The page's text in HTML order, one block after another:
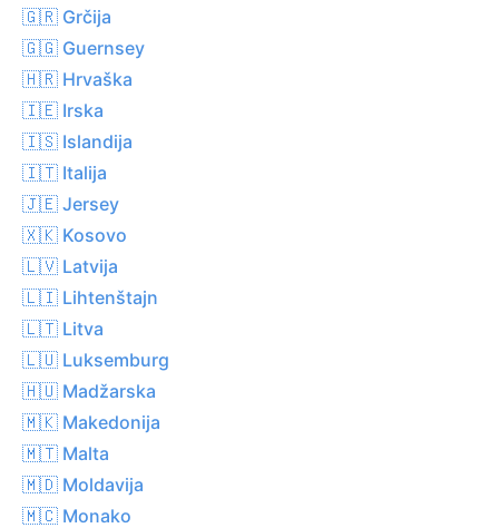
🇬🇷 Grčija
🇬🇬 Guernsey
🇭🇷 Hrvaška
🇮🇪 Irska
🇮🇸 Islandija
🇮🇹 Italija
🇯🇪 Jersey
🇽🇰 Kosovo
🇱🇻 Latvija
🇱🇮 Lihtenštajn
🇱🇹 Litva
🇱🇺 Luksemburg
🇭🇺 Madžarska
🇲🇰 Makedonija
🇲🇹 Malta
🇲🇩 Moldavija
🇲🇨 Monako